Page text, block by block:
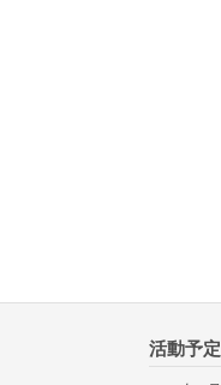
活動予定